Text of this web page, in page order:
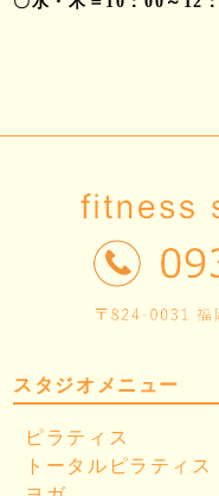
スタジオメニュー
ピラティス
トータルピラティス